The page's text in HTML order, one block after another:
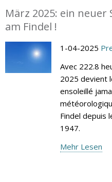
März 2025: ein
am Findel !
1-04-2025
Avec 222.8
2025 devient
ensoleillé
Findel depuis
1947.
Mehr Lesen